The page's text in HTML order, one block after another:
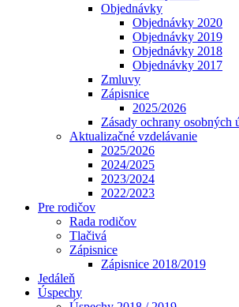
Objednávky
Objednávky 2020
Objednávky 2019
Objednávky 2018
Objednávky 2017
Zmluvy
Zápisnice
2025/2026
Zásady ochrany osobných
Aktualizačné vzdelávanie
2025/2026
2024/2025
2023/2024
2022/2023
Pre rodičov
Rada rodičov
Tlačivá
Zápisnice
Zápisnice 2018/2019
Jedáleň
Úspechy